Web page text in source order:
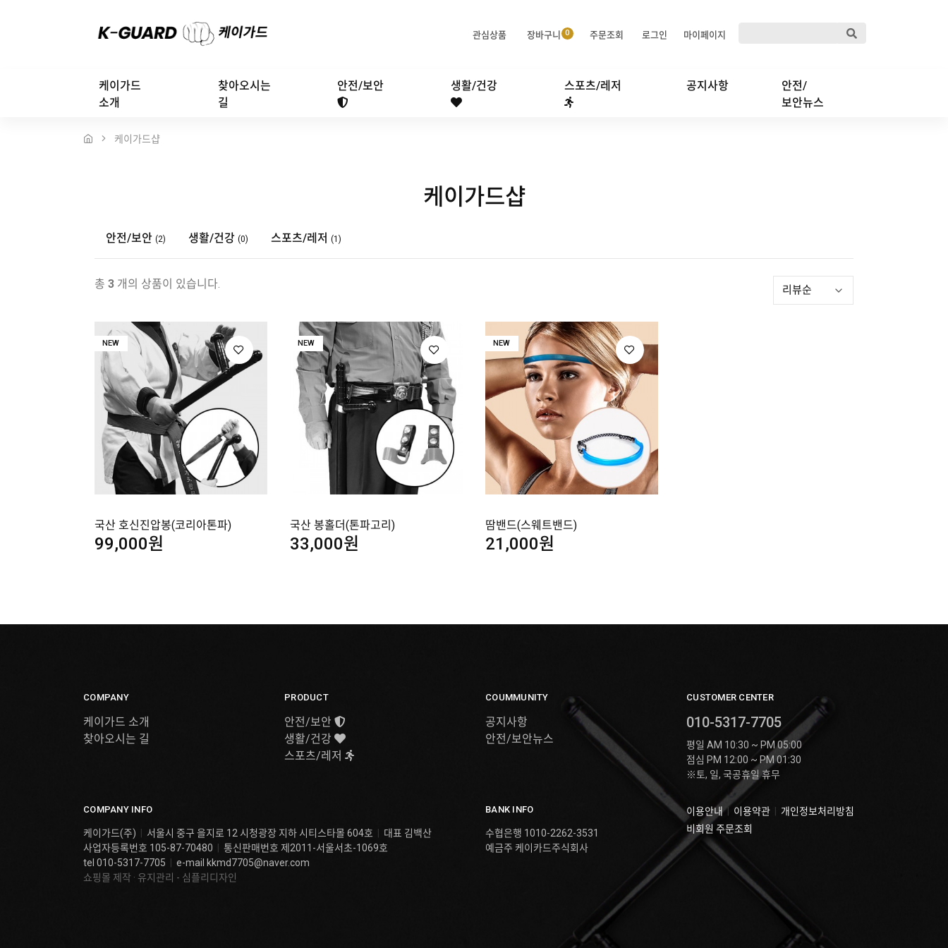
관심상품 장바구니 주문조회 로그인 마이페이지
케이가드
소개
찾아오시는
길
안전/보안 생활/건강 스포츠/레저 공지사항
안전/
보안뉴스
케이가드샵
케이가드샵
안전/보안 (2) 생활/건강 (0) 스포츠/레저 (1)
총 3 개의 상품이 있습니다.
NEW
국산 호신진압봉(코리아톤파)
99,000원
NEW
국산 봉홀더(톤파고리)
33,000원
NEW
땀밴드(스웨트밴드)
21,000원
COMPANY
케이가드 소개
찾아오시는 길
PRODUCT
안전/보안
생활/건강
스포츠/레저
COUMMUNITY
공지사항
안전/보안뉴스
CUSTOMER CENTER
010-5317-7705
평일 AM 10:30 ~ PM 05:00
점심 PM 12:00 ~ PM 01:30
※토, 일, 국공휴일 휴무
COMPANY INFO
케이가드(주) | 서울시 중구 을지로 12 시청광장 지하 시티스타몰 604호 | 대표 김백산
사업자등록번호 105-87-70480 | 통신판매번호 제2011-서울서초-1069호
tel 010-5317-7705 | e-mail kkmd7705@naver.com
쇼핑몰 제작 · 유지관리 - 심플리디자인
BANK INFO
수협은행 1010-2262-3531
예금주 케이카드주식회사
이용안내 | 이용약관 | 개인정보처리방침
비회원 주문조회